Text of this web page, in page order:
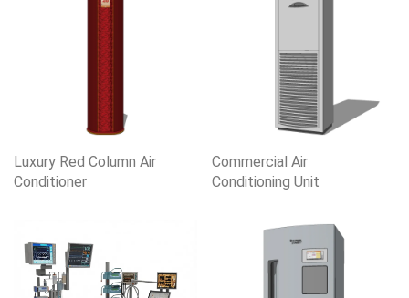
Luxury Red Column Air
Conditioner
Commercial Air
Conditioning Unit